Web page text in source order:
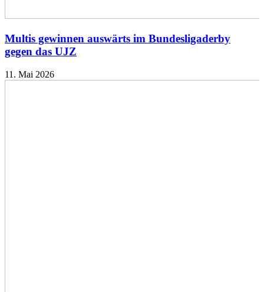
Multis gewinnen auswärts im Bundesligaderby
gegen das UJZ
11. Mai 2026